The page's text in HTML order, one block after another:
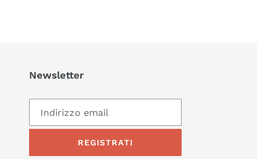
Newsletter
REGISTRATI